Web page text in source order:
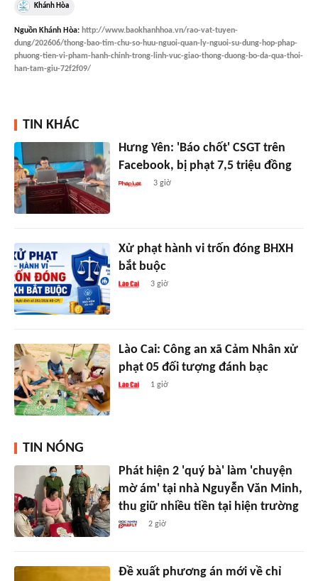
Khánh Hòa
Nguồn Khánh Hòa: http://www.baokhanhhoa.vn/rao-vat-tuyen-
dung/202606/thong-bao-tim-chu-so-huu-nguoi-quan-ly-nguoi-su-dung-hop-phap-
phuong-tien-vi-pham-hanh-chinh-trong-linh-vuc-giao-thong-duong-bo-da-qua-thoi-
han-tam-giu-72f2f09/
TIN KHÁC
Hưng Yên: 'Báo chốt' CSGT trên
Facebook, bị phạt 7,5 triệu đồng
3 giờ
Xử phạt hành vi trốn đóng BHXH
bắt buộc
3 giờ
Lào Cai: Công an xã Cảm Nhân xử
phạt 05 đối tượng đánh bạc
1 giờ
TIN NÓNG
Phát hiện 2 'quý bà' làm 'chuyện
mờ ám' tại nhà Nguyễn Văn Minh,
thu giữ nhiều tiền tại hiện trường
2 giờ
Đề xuất phương án mới về chỉ